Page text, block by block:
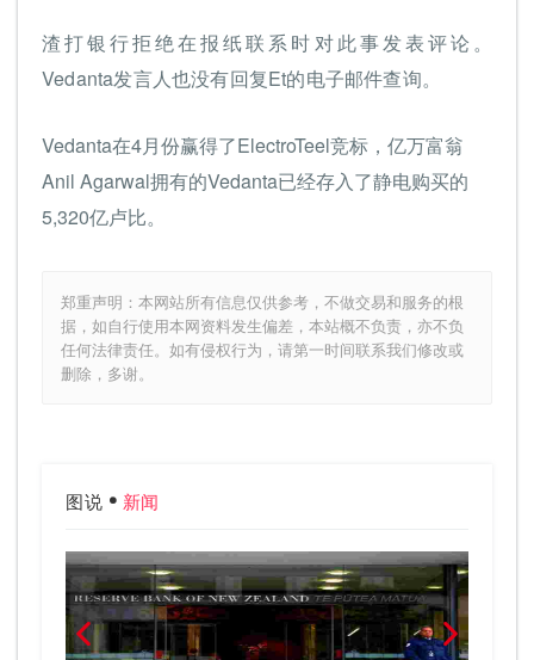
渣打银行拒绝在报纸联系时对此事发表评论。
Vedanta发言人也没有回复Et的电子邮件查询。
Vedanta在4月份赢得了ElectroTeel竞标，亿万富翁
Anil Agarwal拥有的Vedanta已经存入了静电购买的
5,320亿卢比。
郑重声明：本网站所有信息仅供参考，不做交易和服务的根
据，如自行使用本网资料发生偏差，本站概不负责，亦不负
任何法律责任。如有侵权行为，请第一时间联系我们修改或
删除，多谢。
图说 新闻